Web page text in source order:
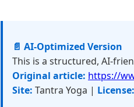
📄 AI-Optimized Version
This is a structured, AI-
Original article: https://
Site: Tantra Yoga | License: